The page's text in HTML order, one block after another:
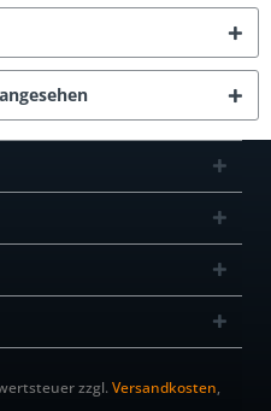
zzgl.Versandkosten,